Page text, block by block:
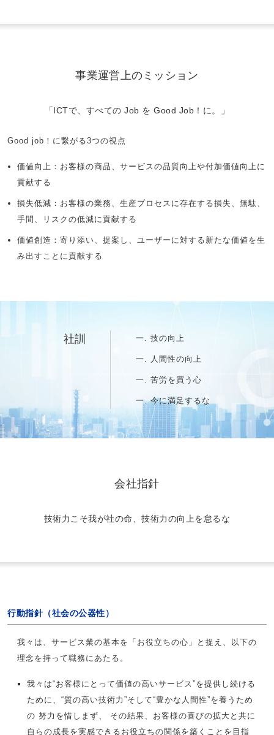
事業運営上のミッション
「ICTで、すべての Job を Good Job！に。」
Good job！に繋がる3つの視点
価値向上：お客様の商品、サービスの品質向上や付加価値向上に
貢献する
損失低減：お客様の業務、生産プロセスに存在する損失、無駄、
手間、リスクの低減に貢献する
価値創造：寄り添い、提案し、ユーザーに対する新たな価値を生
み出すことに貢献する
社訓 一. 技の向上
一. 人間性の向上
一. 苦労を買う心
一. 今に満足するな
会社指針
技術力こそ我が社の命、技術力の向上を怠るな
行動指針（社会の公器性）
我々は、サービス業の基本を「お役立ちの心」と捉え、以下の
理念を持って職務にあたる。
我々は“お客様にとって価値の高いサービス”を提供し続ける
ために、“質の高い技術力”そして“豊かな人間性”を養うため
の 努力を惜しまず、 その結果、お客様の喜びの拡大と共に
自らの成長を実感できるお役立ちの関係を築くことを目指